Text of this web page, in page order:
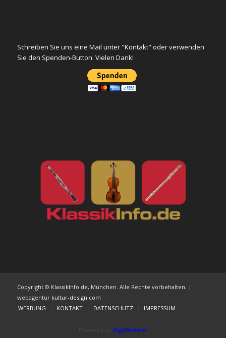
Schreiben Sie uns eine Mail unter "Kontakt" oder verwenden
Sie den Spenden-Button. Vielen Dank!
Copyright © KlassikInfo.de, München. Alle Rechte vorbehalten. |
webagentur kultur-design.com
WERBUNG
KONTAKT DATENSCHUTZ IMPRESSUM
DigiMember